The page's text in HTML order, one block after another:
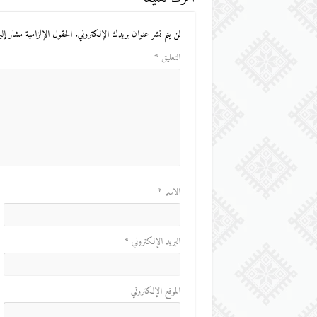
لن يتم نشر عنوان بريدك الإلكتروني. الحقول الإلزامية مشار
التعليق *
الاسم *
البريد الإلكتروني *
الموقع الإلكتروني